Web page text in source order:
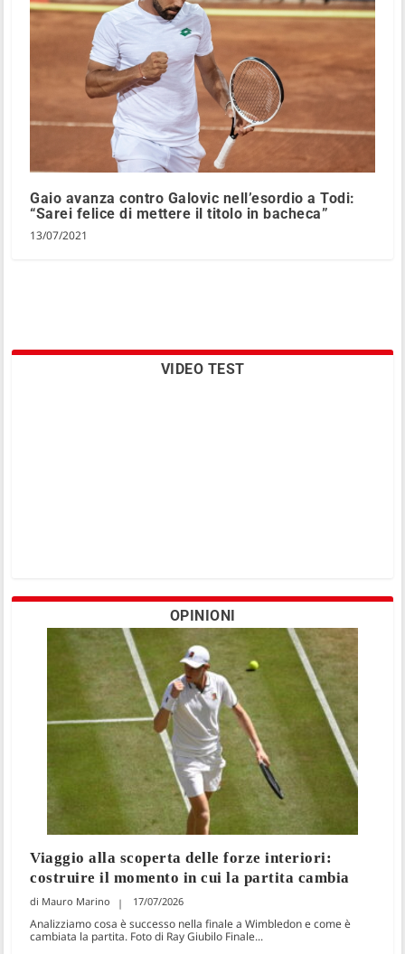
Gaio avanza contro Galovic nell’esordio a Todi:
“Sarei felice di mettere il titolo in bacheca”
13/07/2021
VIDEO TEST
OPINIONI
Viaggio alla scoperta delle forze interiori:
costruire il momento in cui la partita cambia
Mauro Marino 17/07/2026
Analizziamo cosa è successo nella finale a Wimbledon e come è
cambiata la partita. Foto di Ray Giubilo Finale...